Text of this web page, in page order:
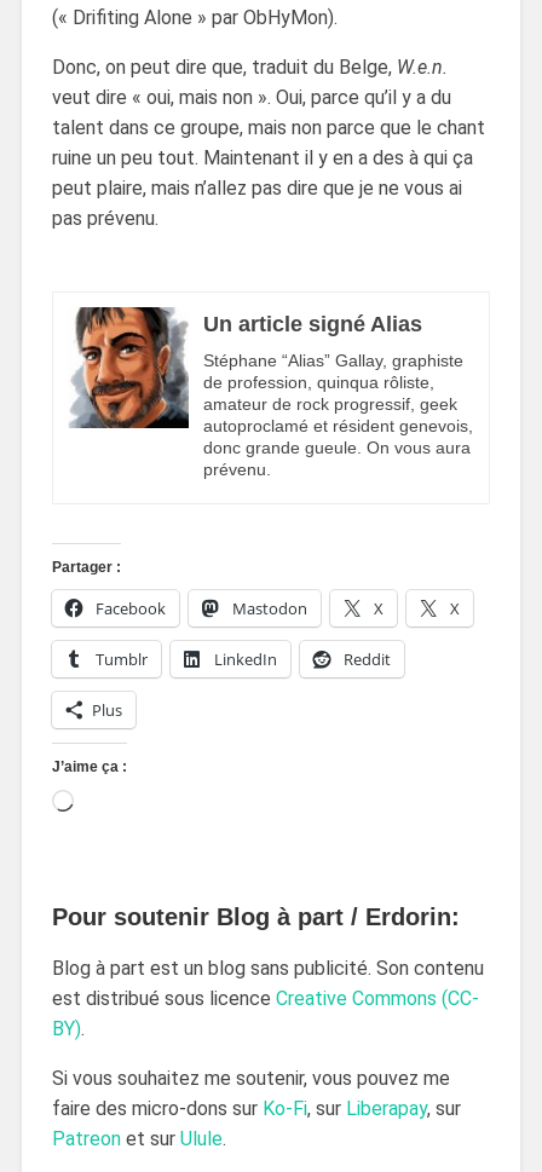
(« Drifiting Alone » par ObHyMon).
Donc, on peut dire que, traduit du Belge, W.e.n.
veut dire « oui, mais non ». Oui, parce qu’il y a du
talent dans ce groupe, mais non parce que le chant
ruine un peu tout. Maintenant il y en a des à qui ça
peut plaire, mais n’allez pas dire que je ne vous ai
pas prévenu.
Un article signé Alias
Stéphane “Alias” Gallay, graphiste
de profession, quinqua rôliste,
amateur de rock progressif, geek
autoproclamé et résident genevois,
donc grande gueule. On vous aura
prévenu.
Partager :
Facebook Mastodon X X
Tumblr LinkedIn Reddit
Plus
J’aime ça :
Pour soutenir Blog à part / Erdorin:
Blog à part est un blog sans publicité. Son contenu
est distribué sous licence Creative Commons (CC-
BY).
Si vous souhaitez me soutenir, vous pouvez me
faire des micro-dons sur Ko-Fi, sur Liberapay, sur
Patreonet sur Ulule.